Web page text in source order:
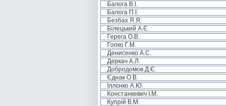
Балога В.І.
Балога П.І.
Безбах Я.Я.
Білецький А.Є.
Герега О.В.
Гопко Г.М.
Денисенко А.С.
Деркач А.Л.
Добродомов Д.Є.
Єднак О.В.
Іллєнко А.Ю.
Констанкевич І.М.
Купрій В.М.